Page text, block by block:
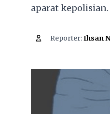
aparat kepolisian.
Reporter:Ihsan
1,760